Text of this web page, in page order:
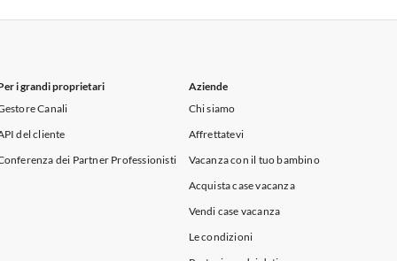
i grandi proprietari
Canali
del cliente
dei Partner Professionisti
Aziende
Chi siamo
Affrettatevi
Vacanza con il tuo bambino
Acquista case vacanza
Vendi case vacanza
Le condizioni